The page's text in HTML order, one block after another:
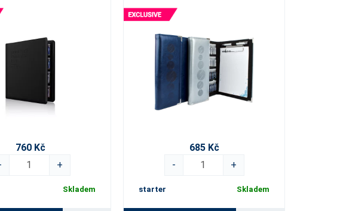
760 Kč
+
Skladem
685 Kč
-
+
starter Skladem